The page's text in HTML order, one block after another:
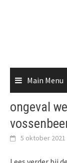
Main Menu
ongeval
5 oktober 2021